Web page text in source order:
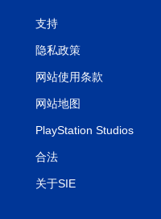
支持
隐私政策
网站使用条款
网站地图
PlayStation Studios
合法
关于SIE